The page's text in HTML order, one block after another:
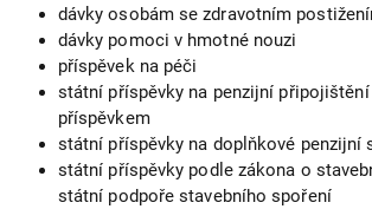
dávky osobám se zdravotním
dávky pomoci v hmotné nouzi
příspěvek na péči
státní příspěvky na penzijní
příspěvkem
státní příspěvky na doplňkové penzijní
státní příspěvky podle zákona o
státní podpoře stavebního spoření